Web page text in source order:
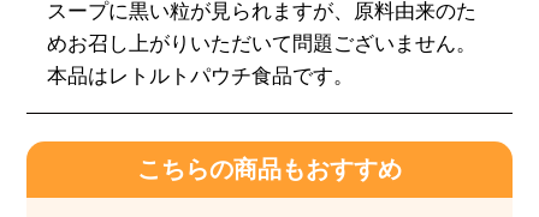
スープに黒い粒が見られますが、原料由来のた
めお召し上がりいただいて問題ございません。
本品はレトルトパウチ食品です。
こちらの商品もおすすめ